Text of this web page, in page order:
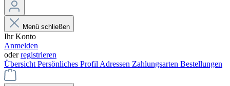
Menü schließen
Ihr Konto
Anmelden
oderregistrieren
Übersicht Persönliches Profil Adressen Zahlungsarten Bestellungen